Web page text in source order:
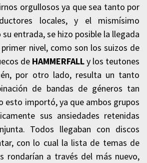
orgullosos ya que sea tanto por
locales, y el mismísimo
entrada, se hizo posible la llegada
nivel, como son los suizos de
de HAMMERFALLy los teutones
por otro lado, resulta un tanto
de bandas de géneros tan
esto importó, ya que ambos grupos
sus ansiedades retenidas
Todos llegaban con discos
con lo cual la lista de temas de
rondarían a través del más nuevo,